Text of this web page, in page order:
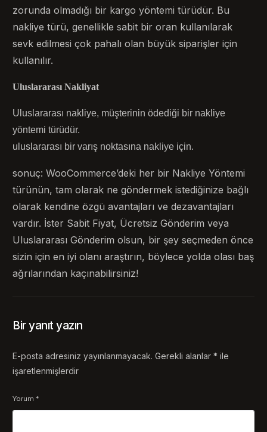
zorunda olmadığı bir kargo yöntemi türüdür. Bu
nakliye türü, genellikle sabit bir oran kullanılarak
sevk edilmesi çok pahalı olan büyük siparişler için
kullanılır.
Uluslararası Nakliyat
Uluslararası nakliye, müşterinin ödediği bir nakliye
yöntemi türüdür.
uluslararası bir varış noktasına nakliye için.
sonuç: WooCommerce’deki her bir Nakliye Yöntemi
türünün, tam olarak ne göndermek istediğinize bağlı
olarak kendine özgü avantajları ve dezavantajları
vardır. İster Sabit Fiyat, Ücretsiz Gönderim veya
Uluslararası Gönderim olsun, bir şey seçmeden önce
sizin için en iyi olanı araştırın, böylece yolda olası baş
ağrılarından kaçınabilirsiniz!
Bir yanıt yazın
E-posta adresiniz yayınlanmayacak. Gerekli alanlar* ile
işaretlenmişlerdir
Yorum*